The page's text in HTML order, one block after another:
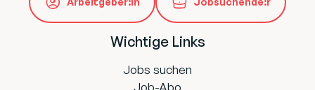
Wichtige Links
Jobs suchen
Job-Abo